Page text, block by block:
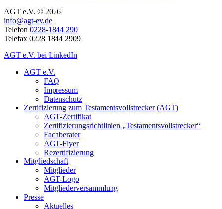
AGT e.V. © 2026
info@agt-ev.de
Telefon 0228-1844 290
Telefax 0228 1844 2909
AGT e.V. bei LinkedIn
AGT e.V.
FAQ
Impressum
Datenschutz
Zertifizierung zum Testamentsvollstrecker (AGT)
AGT-Zertifikat
Zertifizierungsrichtlinien „Testamentsvollstrecker“
Fachberater
AGT-Flyer
Rezertifizierung
Mitgliedschaft
Mitglieder
AGT-Logo
Mitgliederversammlung
Presse
Aktuelles